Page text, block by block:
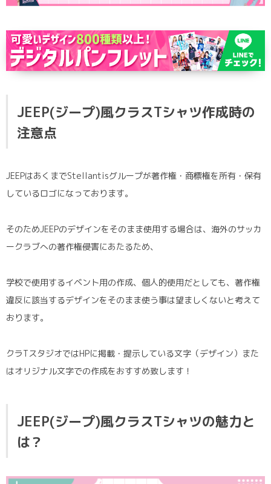
JEEP(ジープ)風クラスTシャツ作成時の
注意点
JEEPはあくまでStellantisグループが著作権・商標権を所有・保有
しているロゴになっております。
そのためJEEPのデザインをそのまま使用する場合は、海外のサッカ
ークラブへの著作権侵害にあたるため、
学校で使用するイベント用の作成、個人的使用だとしても、著作権
違反に該当するデザインをそのまま使う事は望ましくないと考えて
おります。
クラTスタジオではHPに掲載・提示している文字（デザイン）また
はオリジナル文字での作成をおすすめ致します！
JEEP(ジープ)風クラスTシャツの魅力と
は？